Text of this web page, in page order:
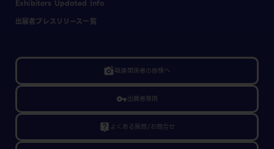
Exhibitors Updated Info
出展者プレスリリース一覧
linked_camera報道関係者の皆様へ
vpn_key出展者専用
live_help よくある質問/お問合せ